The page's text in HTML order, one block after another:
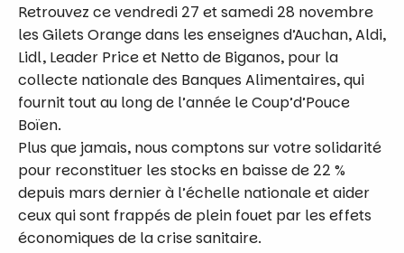
Retrouvez ce vendredi 27 et samedi 28 novembre
les Gilets Orange dans les enseignes d’Auchan, Aldi,
Lidl, Leader Price et Netto de Biganos, pour la
collecte nationale des Banques Alimentaires, qui
fournit tout au long de l’année le Coup’d’Pouce
Boïen.
Plus que jamais, nous comptons sur votre solidarité
pour reconstituer les stocks en baisse de 22 %
depuis mars dernier à l’échelle nationale et aider
ceux qui sont frappés de plein fouet par les effets
économiques de la crise sanitaire.